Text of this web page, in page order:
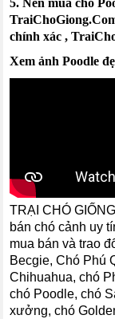
chính xác ,
Xem ảnh Poodle
TRẠI CHÓ
bán chó cảnh uy
mua bán và trao
Becgie, Chó Phú
Chihuahua, chó
chó Poodle, chó
xưởng, chó